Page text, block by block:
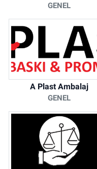
GENEL
A Plast Ambalaj
GENEL